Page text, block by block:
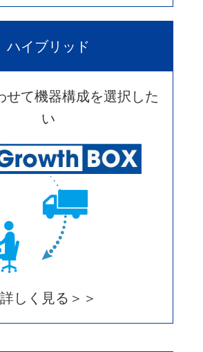
ハイブリッド
せて機器構成を選択した
い
詳しく見る＞＞